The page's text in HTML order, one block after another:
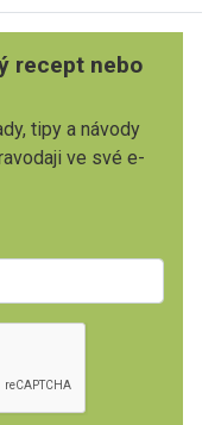
recept nebo
tipy a návody
ve své e-